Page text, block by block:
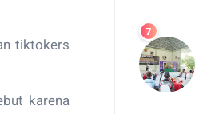
tiktokers
karena